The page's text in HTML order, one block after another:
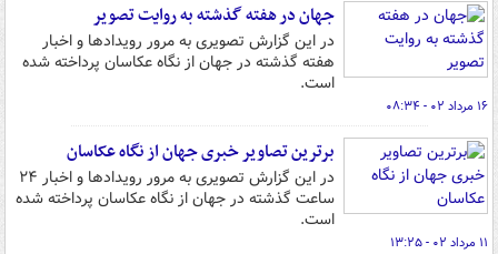
جهان در هفته گذشته به روایت تصویر
در این گزارش تصویری به مرور رویدادها و اخبار
هفته گذشته در جهان از نگاه عکاسان پرداخته شده
است.
۱۶ مرداد ۰۲ - ۰۸:۳۴
برترین تصاویر خبری جهان از نگاه عکاسان
در این گزارش تصویری به مرور رویدادها و اخبار ۲۴
ساعت گذشته در جهان از نگاه عکاسان پرداخته شده
است.
۱۱ مرداد ۰۲ - ۱۳:۲۵